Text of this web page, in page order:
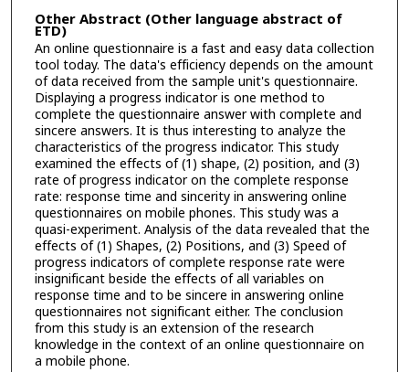
Other Abstract (Other language abstract of
ETD)
An online questionnaire is a fast and easy data collection
tool today. The data's efficiency depends on the amount
of data received from the sample unit's questionnaire.
Displaying a progress indicator is one method to
complete the questionnaire answer with complete and
sincere answers. It is thus interesting to analyze the
characteristics of the progress indicator. This study
examined the effects of (1) shape, (2) position, and (3)
rate of progress indicator on the complete response
rate: response time and sincerity in answering online
questionnaires on mobile phones. This study was a
quasi-experiment. Analysis of the data revealed that the
effects of (1) Shapes, (2) Positions, and (3) Speed of
progress indicators of complete response rate were
insignificant beside the effects of all variables on
response time and to be sincere in answering online
questionnaires not significant either. The conclusion
from this study is an extension of the research
knowledge in the context of an online questionnaire on
a mobile phone.